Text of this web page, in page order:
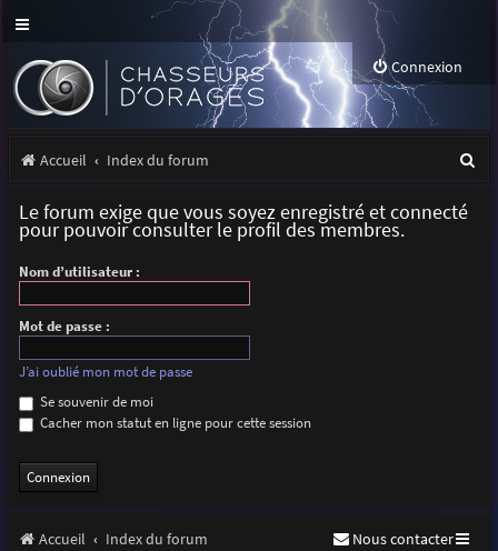
Connexion
Accueil Index du forum
Le forum exige que vous soyez enregistré et connecté
pour pouvoir consulter le profil des membres.
Nom d’utilisateur :
Mot de passe :
J’ai oublié mon mot de passe
Se souvenir de moi
Cacher mon statut en ligne pour cette session
Accueil Index du forum Nous contacter